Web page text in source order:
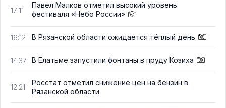
17:11
Павел Малков отметил высокий уровень
фестиваля «Небо России»
16:12 В Рязанской области ожидается тёплый день
14:37 В Елатьме запустили фонтаны в пруду Козиха
12:21
Росстат отметил снижение цен на бензин в
Рязанской области